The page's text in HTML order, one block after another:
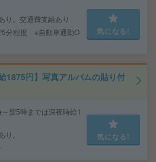
り。交通費支給あり
5分程度 ※自動車通勤O
気になる!
1875円】写真アルバムの貼り付
翌5時までは深夜時給1
。 気になる!